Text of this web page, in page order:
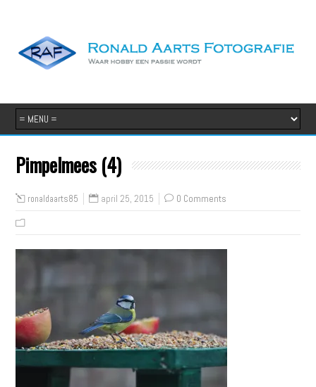
Pimpelmees (4)
ronaldaarts85 april 25, 2015 0 Comments